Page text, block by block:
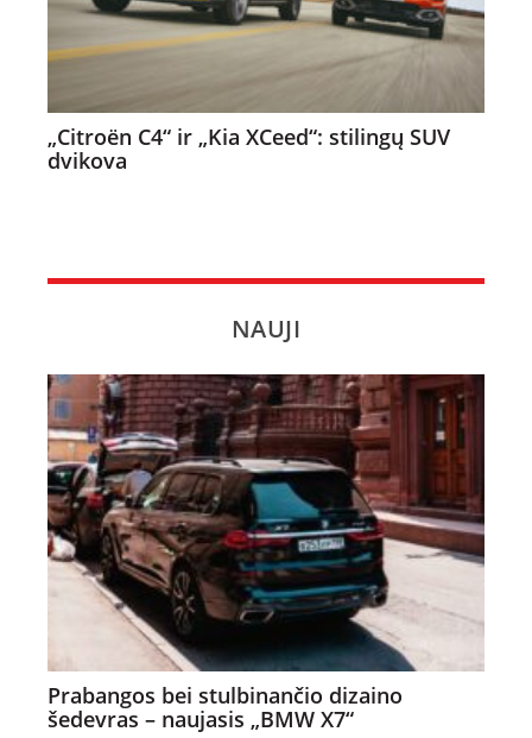
„Citroën C4“ ir „Kia XCeed“: stilingų SUV
dvikova
NAUJI
Prabangos bei stulbinančio dizaino
šedevras – naujasis „BMW X7“